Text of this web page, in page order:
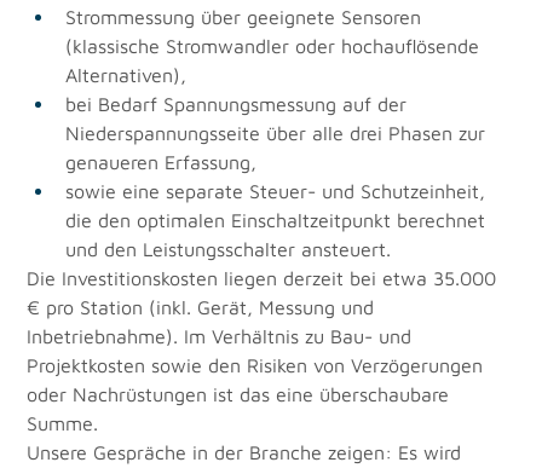
Strommessung über geeignete Sensoren
(klassische Stromwandler oder hochauflösende
Alternativen),
bei Bedarf Spannungsmessung auf der
Niederspannungsseite über alle drei Phasen zur
genaueren Erfassung,
sowie eine separate Steuer- und Schutzeinheit,
die den optimalen Einschaltzeitpunkt berechnet
und den Leistungsschalter ansteuert.
Die Investitionskosten liegen derzeit bei etwa 35.000
€ pro Station (inkl. Gerät, Messung und
Inbetriebnahme). Im Verhältnis zu Bau- und
Projektkosten sowie den Risiken von Verzögerungen
oder Nachrüstungen ist das eine überschaubare
Summe.
Unsere Gespräche in der Branche zeigen: Es wird